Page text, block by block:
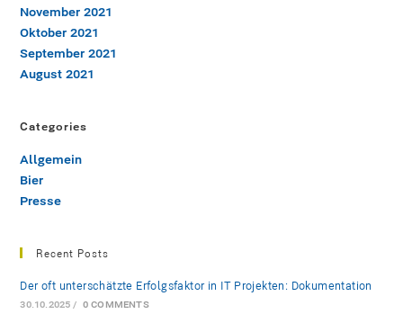
November 2021
Oktober 2021
September 2021
August 2021
Categories
Allgemein
Bier
Presse
Recent Posts
Der oft unterschätzte Erfolgsfaktor in IT-Projekten: Dokumentation
30.10.2025 / 0 COMMENTS